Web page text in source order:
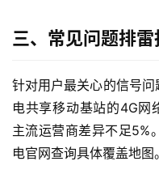
量
宽
带
随
三、常见问题排雷
针对用户最关心的信号
电共享移动基站的4G网
主流运营商差异不足5%
电官网查询具体覆盖地图。